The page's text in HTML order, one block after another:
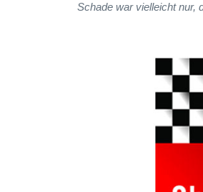
Schade war vielleicht nur,